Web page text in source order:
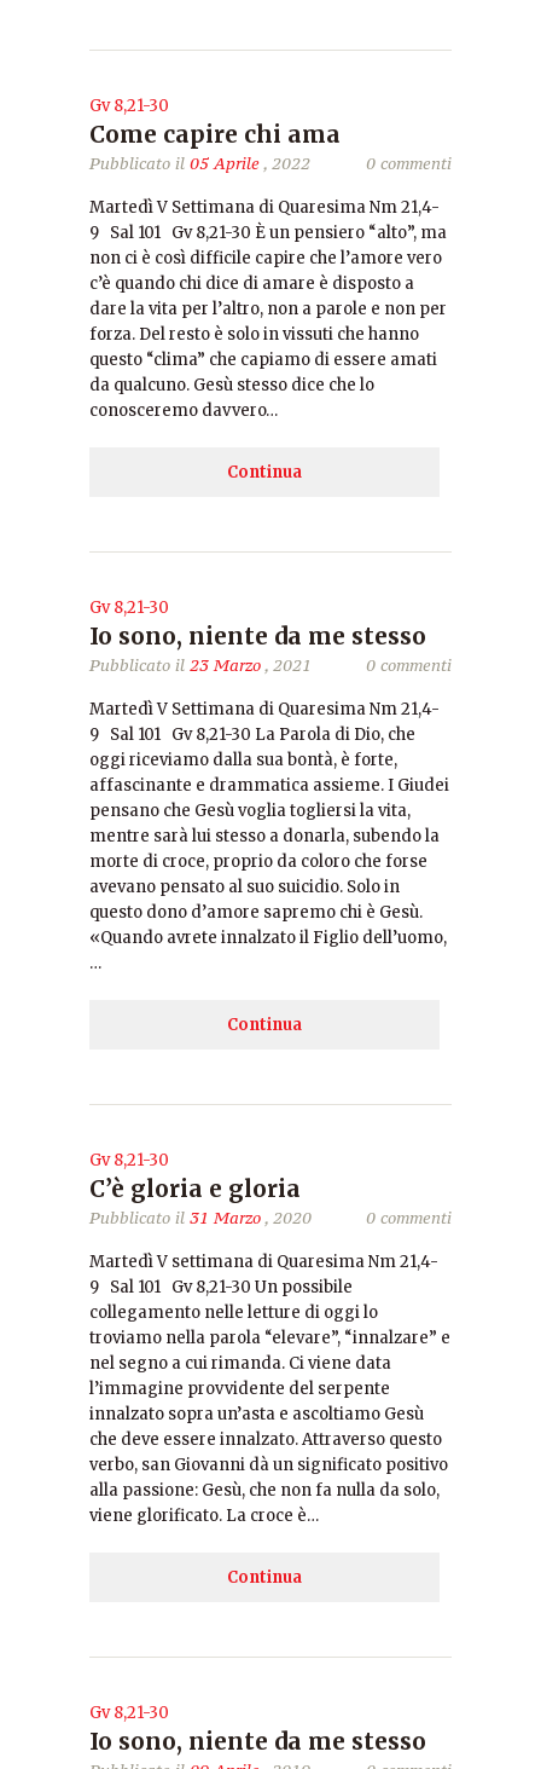
Gv 8,21-30
Come capire chi ama
Pubblicato il 05 Aprile, 2022 0 commenti
Martedì V Settimana di Quaresima Nm 21,4-
9 Sal 101 Gv 8,21-30 È un pensiero “alto”, ma
non ci è così difficile capire che l’amore vero
c’è quando chi dice di amare è disposto a
dare la vita per l’altro, non a parole e non per
forza. Del resto è solo in vissuti che hanno
questo “clima” che capiamo di essere amati
da qualcuno. Gesù stesso dice che lo
conosceremo davvero…
Continua
Gv 8,21-30
Io sono, niente da me stesso
Pubblicato il 23 Marzo, 2021 0 commenti
Martedì V Settimana di Quaresima Nm 21,4-
9 Sal 101 Gv 8,21-30 La Parola di Dio, che
oggi riceviamo dalla sua bontà, è forte,
affascinante e drammatica assieme. I Giudei
pensano che Gesù voglia togliersi la vita,
mentre sarà lui stesso a donarla, subendo la
morte di croce, proprio da coloro che forse
avevano pensato al suo suicidio. Solo in
questo dono d’amore sapremo chi è Gesù.
«Quando avrete innalzato il Figlio dell’uomo,
…
Continua
Gv 8,21-30
C’è gloria e gloria
Pubblicato il 31 Marzo, 2020 0 commenti
Martedì V settimana di Quaresima Nm 21,4-
9 Sal 101 Gv 8,21-30 Un possibile
collegamento nelle letture di oggi lo
troviamo nella parola “elevare”, “innalzare” e
nel segno a cui rimanda. Ci viene data
l’immagine provvidente del serpente
innalzato sopra un’asta e ascoltiamo Gesù
che deve essere innalzato. Attraverso questo
verbo, san Giovanni dà un significato positivo
alla passione: Gesù, che non fa nulla da solo,
viene glorificato. La croce è…
Continua
Gv 8,21-30
Io sono, niente da me stesso